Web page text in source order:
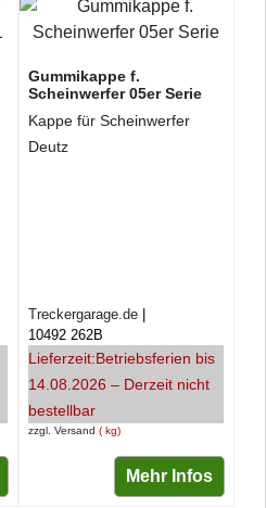
Gummikappe f.
Scheinwerfer 05er Serie
Kappe für Scheinwerfer
Deutz
zzgl. Versand kg
Treckergarage.de
10492 262B
Lieferzeit:Betriebsferien bis
14.08.2026 – Derzeit nicht
bestellbar
Mehr Infos